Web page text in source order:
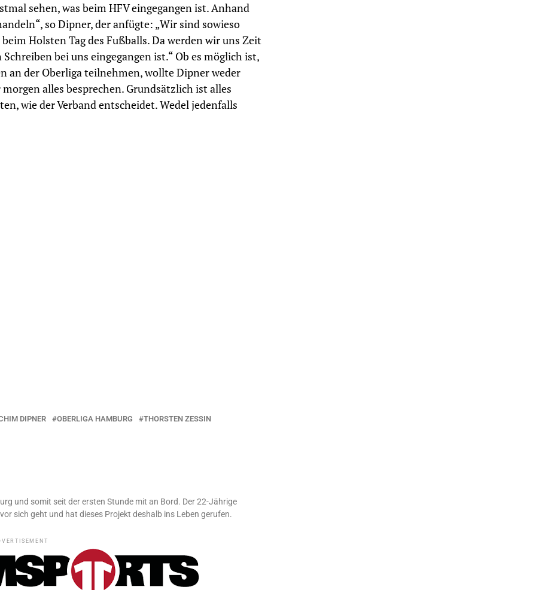
sehen, was beim HFV eingegangen ist. Anhand
so Dipner, der anfügte: „Wir sind sowieso
Holsten Tag des Fußballs. Da werden wir uns Zeit
bei uns eingegangen ist.“ Ob es möglich ist,
an der Oberliga teilnehmen, wollte Dipner weder
alles besprechen. Grundsätzlich ist alles
wie der Verband entscheidet. Wedel jedenfalls
DIPNER OBERLIGA HAMBURG
THORSTEN ZESSIN
und somit seit der ersten Stunde mit an Bord. Der 22-Jährige
sich geht und hat dieses Projekt deshalb ins Leben gerufen.